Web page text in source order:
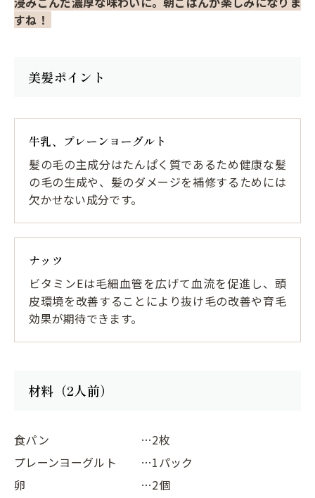
すね！
美髪ポイント
牛乳、プレーンヨーグルト
髪の毛の主成分はたんぱく質であるため健康な髪
の毛の生成や、髪のダメージを補修するためには
欠かせない成分です。
ナッツ
ビタミンEは毛細血管を広げて血流を促進し、頭
皮環境を改善することにより抜け毛の改善や育毛
効果が期待できます。
材料（2人前）
食パン
…2枚
プレーンヨーグルト
…1パック
卵
…2個